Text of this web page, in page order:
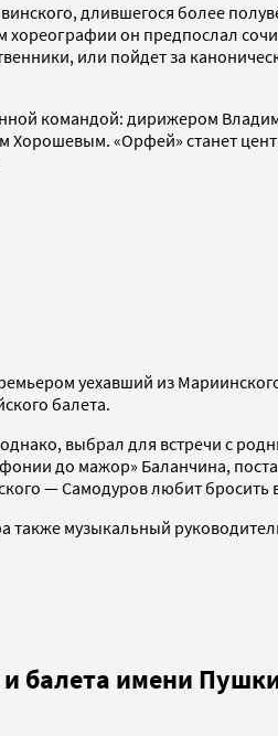
длившегося более
он предпослал
или пойдет за
командой: дирижером
«Орфей» станет
уехавший из
балета.
выбрал для встречи с
до мажор» Баланчина,
— Самодуров любит бросить
музыкальный
балета имени